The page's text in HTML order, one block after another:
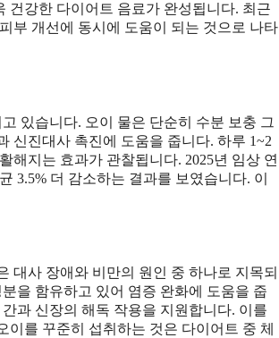
건강한 다이어트 음료가 완성됩니다. 최근
부 개선에 동시에 도움이 되는 것으로 나타
있습니다. 오이 물은 단순히 수분 보충 그
신진대사 촉진에 도움을 줍니다. 하루 1~2
해지는 효과가 관찰됩니다. 2025년 임상 연
3.5% 더 감소하는 결과를 보였습니다. 이
대사 장애와 비만의 원인 중 하나로 지목되
을 함유하고 있어 염증 완화에 도움을 줍
과 신장의 해독 작용을 지원합니다. 이를
를 꾸준히 섭취하는 것은 다이어트 중 체